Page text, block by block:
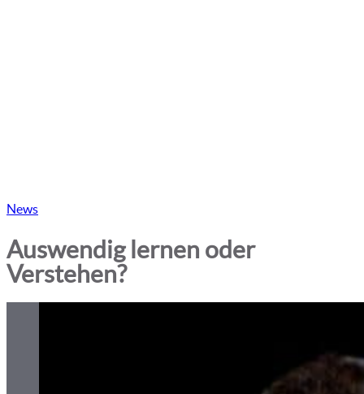
Veröffentlicht
News
Auswendig lernen oder
Verstehen?